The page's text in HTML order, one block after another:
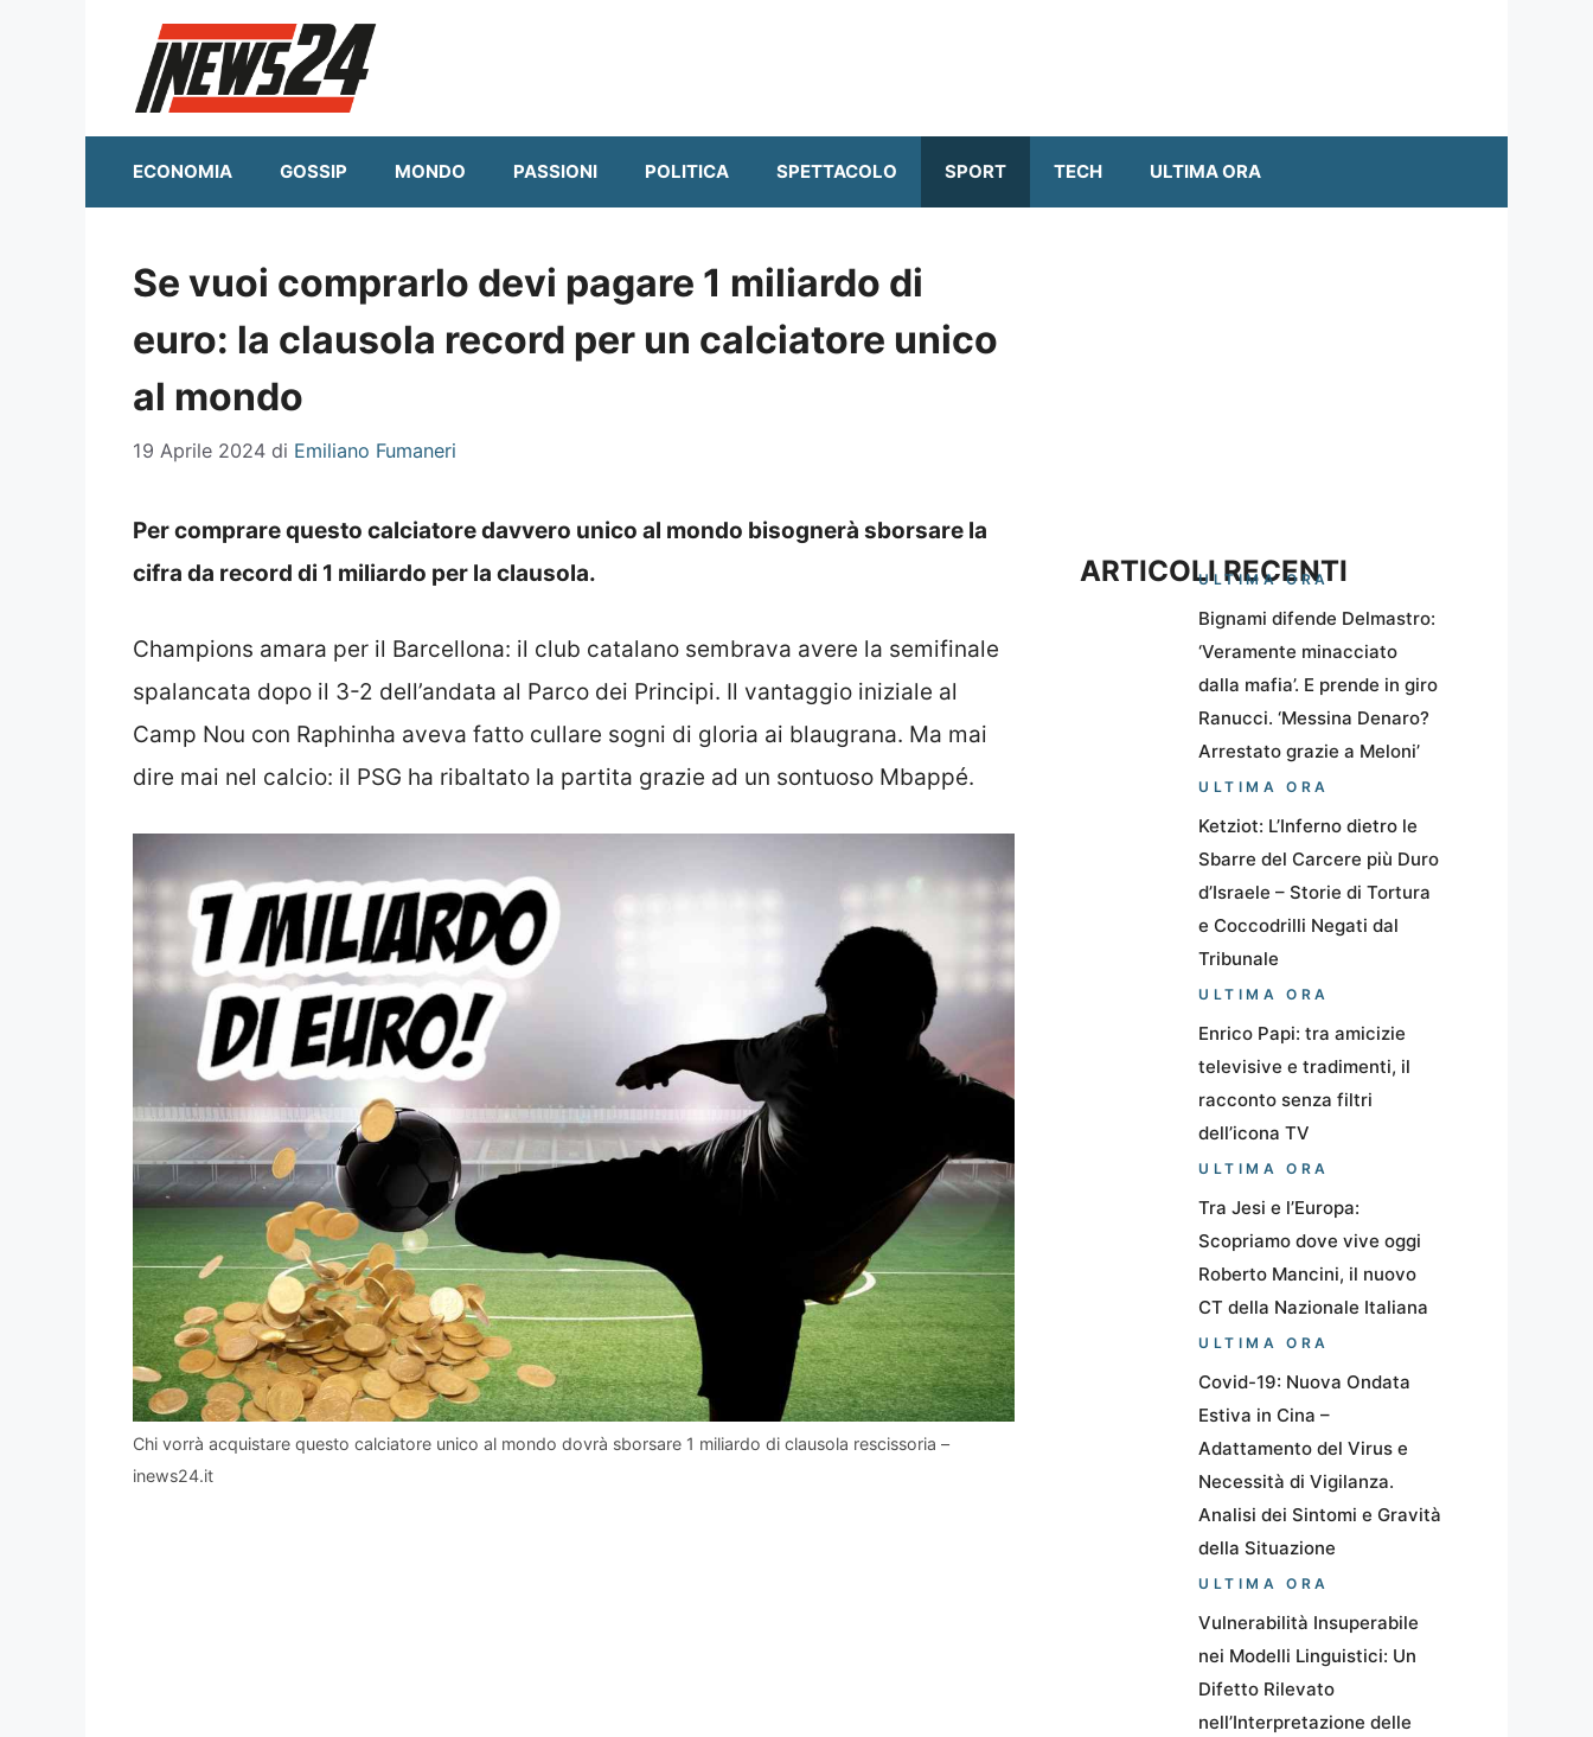
ECONOMIA GOSSIP MONDO PASSIONI POLITICA SPETTACOLO SPORT TECH ULTIMA ORA
Se vuoi comprarlo devi pagare 1 miliardo di
euro: la clausola record per un calciatore unico
al mondo
19 Aprile 2024 di Emiliano Fumaneri
Per comprare questo calciatore davvero unico al mondo bisognerà sborsare la
cifra da record di 1 miliardo per la clausola.
Champions amara per il Barcellona: il club catalano sembrava avere la semifinale
spalancata dopo il 3-2 dell’andata al Parco dei Principi. Il vantaggio iniziale al
Camp Nou con Raphinha aveva fatto cullare sogni di gloria ai blaugrana. Ma mai
dire mai nel calcio: il PSG ha ribaltato la partita grazie ad un sontuoso Mbappé.
Chi vorrà acquistare questo calciatore unico al mondo dovrà sborsare 1 miliardo di clausola rescissoria –
inews24.it
ARTICOLI RECENTI
ULTIMA ORA
Bignami difende Delmastro:
‘Veramente minacciato
dalla mafia’. E prende in giro
Ranucci. ‘Messina Denaro?
Arrestato grazie a Meloni’
ULTIMA ORA
Ketziot: L’Inferno dietro le
Sbarre del Carcere più Duro
d’Israele – Storie di Tortura
e Coccodrilli Negati dal
Tribunale
ULTIMA ORA
Enrico Papi: tra amicizie
televisive e tradimenti, il
racconto senza filtri
dell’icona TV
ULTIMA ORA
Tra Jesi e l’Europa:
Scopriamo dove vive oggi
Roberto Mancini, il nuovo
CT della Nazionale Italiana
ULTIMA ORA
Covid-19: Nuova Ondata
Estiva in Cina –
Adattamento del Virus e
Necessità di Vigilanza.
Analisi dei Sintomi e Gravità
della Situazione
ULTIMA ORA
Vulnerabilità Insuperabile
nei Modelli Linguistici: Un
Difetto Rilevato
nell’Interpretazione delle